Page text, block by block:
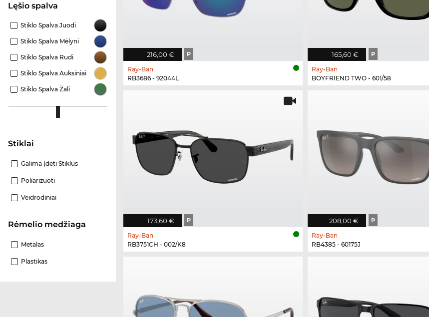
Lęšio spalva
Stiklo Spalva Juodi
Stiklo Spalva Mėlyni
Stiklo Spalva Rudi
Stiklo Spalva Auksiniai
Stiklo Spalva Žali
Stiklai
Galima Įdėti Stiklus
Poliarizuoti
Veidrodiniai
Rėmelio medžiaga
Metalas
Plastikas
216,00 € P
Ray-Ban
RB3686 - 92044L
165,60 € P
Ray-Ban
BOYFRIEND TWO - 601/58
173,60 € P
Ray-Ban
RB3751CH - 002/K8
208,00 € P
Ray-Ban
RB4385 - 60175J